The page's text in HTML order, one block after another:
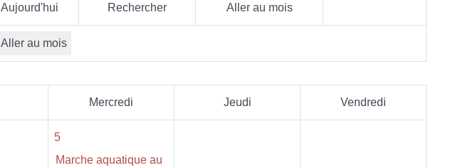
Aujourd'hui Rechercher Aller au mois
Aller au mois
Mercredi Jeudi Vendredi
5
Marche aquatique au